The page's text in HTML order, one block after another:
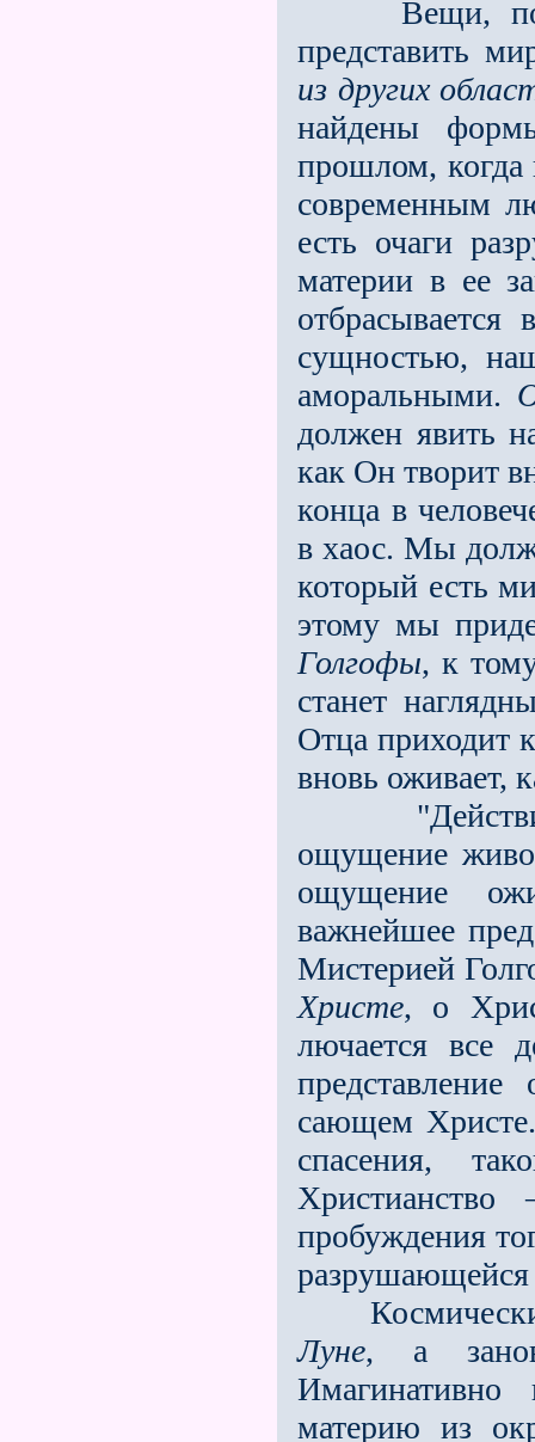
Вещи,
представить
из других
найдены
прошлом, когда
современным
есть очаги
материи в ее
сущностью,
аморальными.
должен явить
как Он творит
конца в
в хаос. Мы
который есть
этому мы
Голгофы, к
станет
Отца приходит
вновь оживает,
ощущение
ощущение
важнейшее
Ми­стерией
Христе, о
лючается все
сающем
спасения,
пробуждения
разрушающейся
Космически
Луне, а
материю из